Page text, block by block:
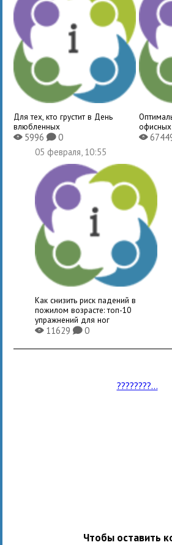
Для тех, кто грустит в День
влюбленных
X5996K0
офисных
X
05 февраля, 10:55
Как снизить риск падений в
пожилом возрасте: топ-10
упражнений для ног
X11629K0
????????...
Чтобы оставить